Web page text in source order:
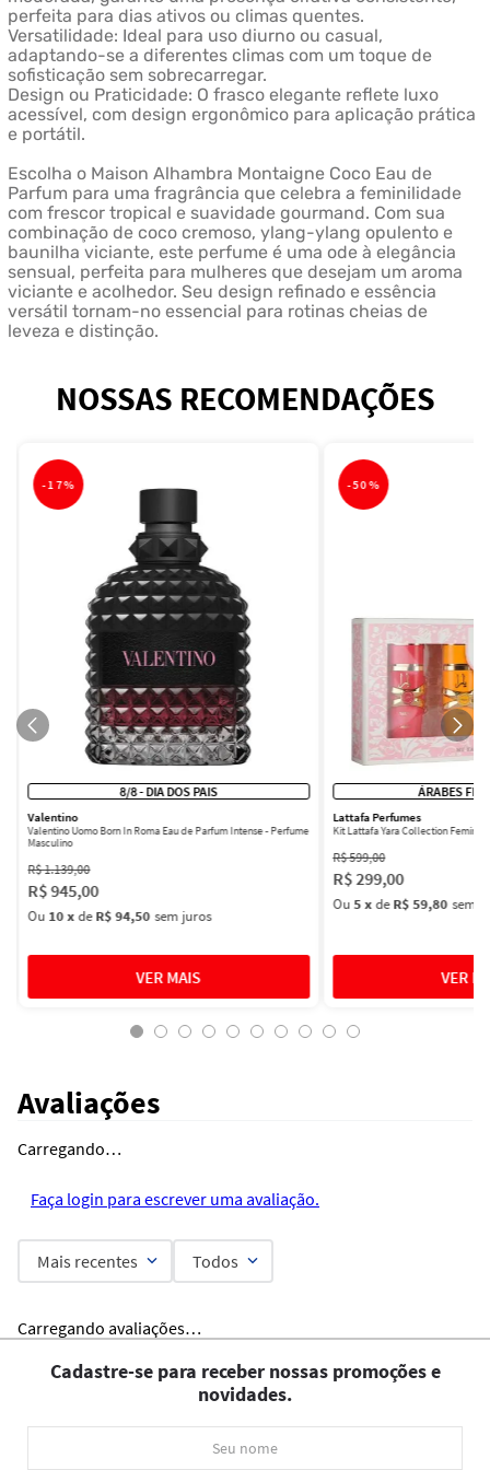
perfeita para dias ativos ou climas quentes.
Versatilidade: Ideal para uso diurno ou casual,
adaptando-se a diferentes climas com um toque de
sofisticação sem sobrecarregar.
Design ou Praticidade: O frasco elegante reflete luxo
acessível, com design ergonômico para aplicação prática
e portátil.
Escolha o Maison Alhambra Montaigne Coco Eau de
Parfum para uma fragrância que celebra a feminilidade
com frescor tropical e suavidade gourmand. Com sua
combinação de coco cremoso, ylang-ylang opulento e
baunilha viciante, este perfume é uma ode à elegância
sensual, perfeita para mulheres que desejam um aroma
viciante e acolhedor. Seu design refinado e essência
versátil tornam-no essencial para rotinas cheias de
leveza e distinção.
NOSSAS RECOMENDAÇÕES
-17%
8/8 - DIA DOS PAIS
Valentino
Valentino Uomo Born In Roma Eau de Parfum Intense - Perfume
Masculino
R$1.139,00
R$945,00
Ou 10xdeR$ 94,50 sem juros
-50%
ÁRABES
Lattafa Perfumes
Kit Lattafa Yara Collection
R$599,00
R$299,00
Ou5xdeR$ 59,80 sem
Avaliações
Carregando…
Faça login para escrever uma avaliação.
Mais recentes Todos
Carregando avaliações…
Cadastre-se para receber nossas promoções e
novidades.